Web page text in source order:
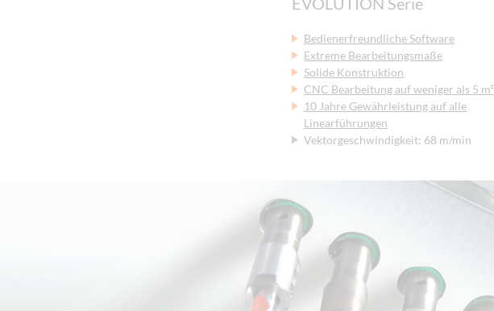
Bedienerfreundliche Software
Extreme Bearbeitungsmaße
Solide Konstruktion
CNC Bearbeitung auf weniger als 5 m²
10 Jahre Gewährleistung auf alle
Linearführungen
Vektorgeschwindigkeit: 68 m/min